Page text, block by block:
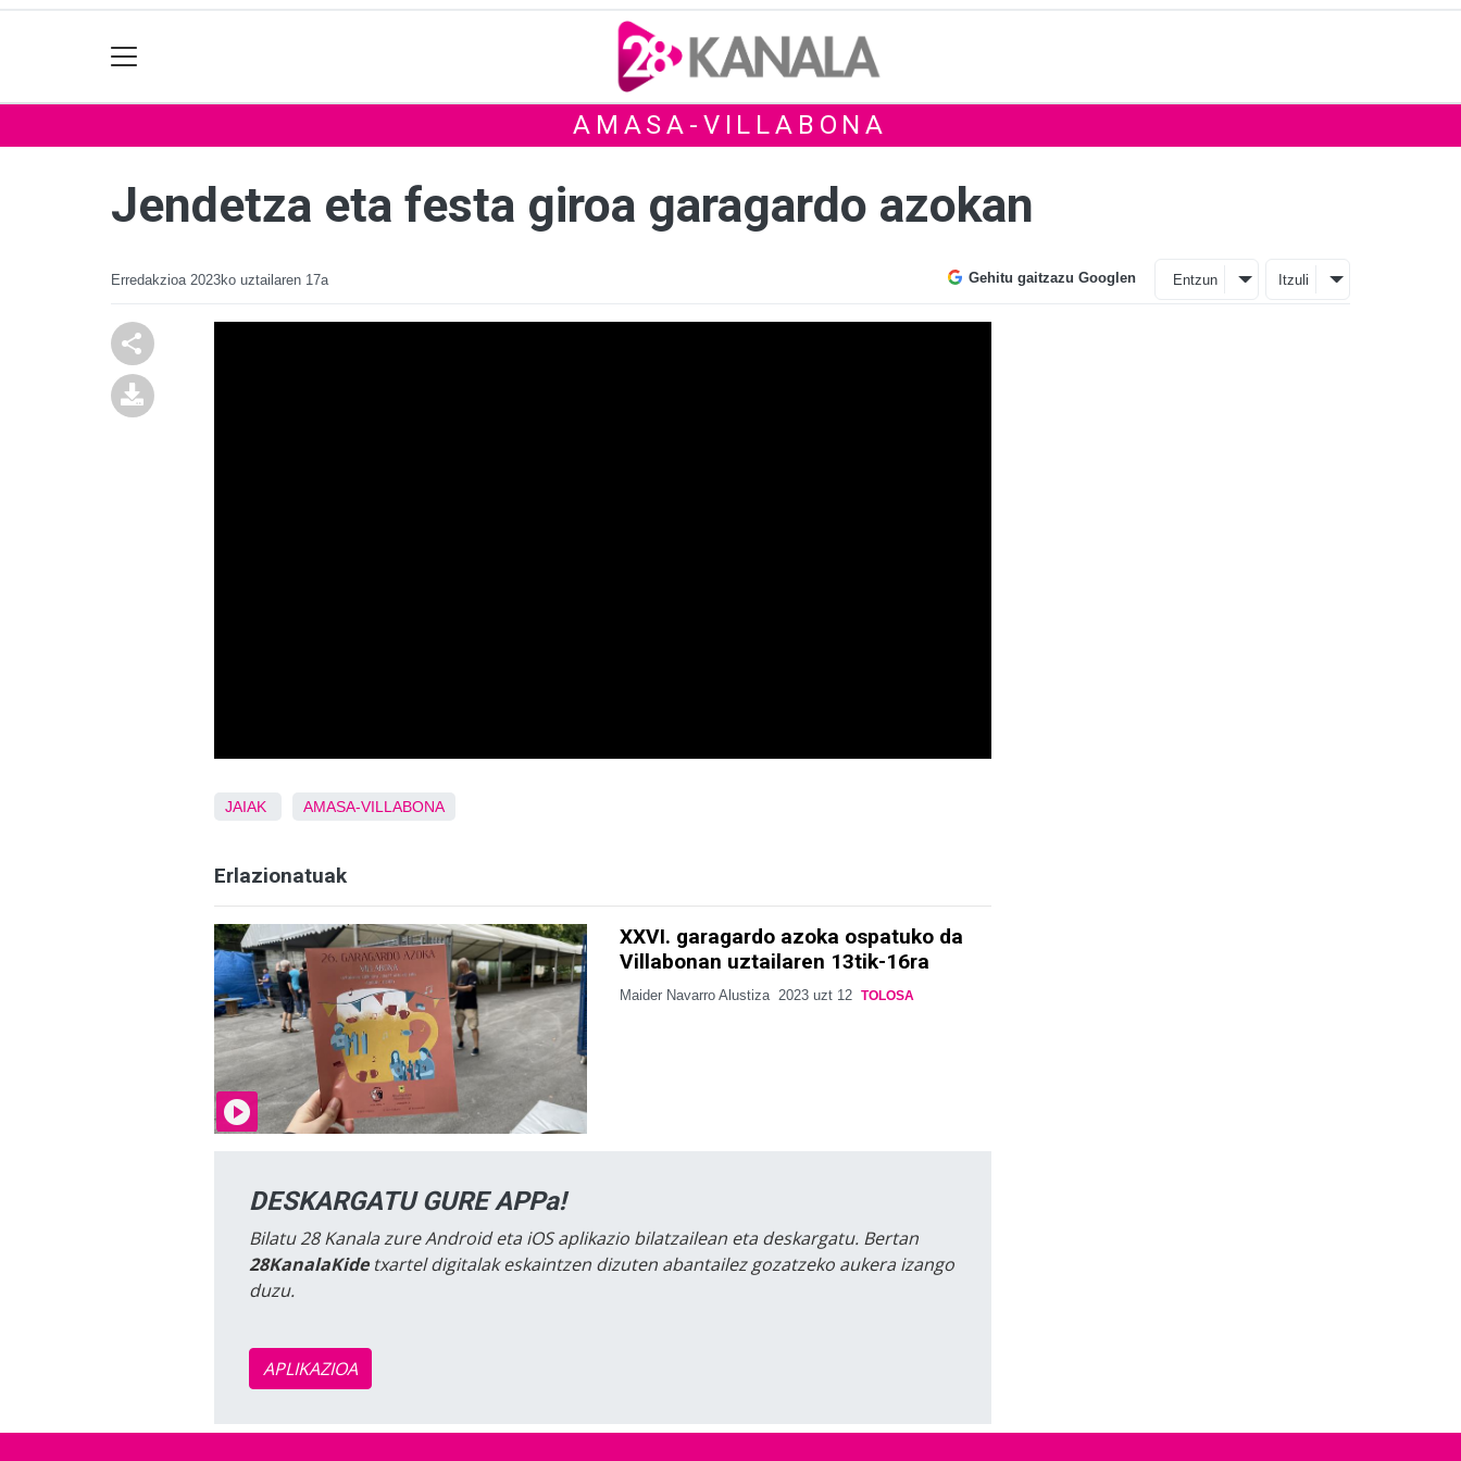
AMASA-VILLABONA
Jendetza eta festa giroa garagardo azokan
Erredakzioa 2023ko uztailaren 17a Gehitu gaitzazu Googlen Entzun Itzuli
JAIAK AMASA-VILLABONA
Erlazionatuak
XXVI. garagardo azoka ospatuko da
Villabonan uztailaren 13tik-16ra
Maider Navarro Alustiza 2023 uzt 12 TOLOSA
DESKARGATU GURE APPa!
Bilatu 28 Kanala zure Android eta iOS aplikazio bilatzailean eta deskargatu. Bertan
28KanalaKidetxartel digitalak eskaintzen dizuten abantailez gozatzeko aukera izango
duzu.
APLIKAZIOA